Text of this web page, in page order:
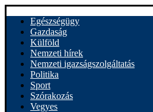
Egészségügy
Gazdaság
Külföld
Nemzeti hírek
Nemzeti igazságszolgáltatás
Politika
Sport
Szórakozás
Vegyes